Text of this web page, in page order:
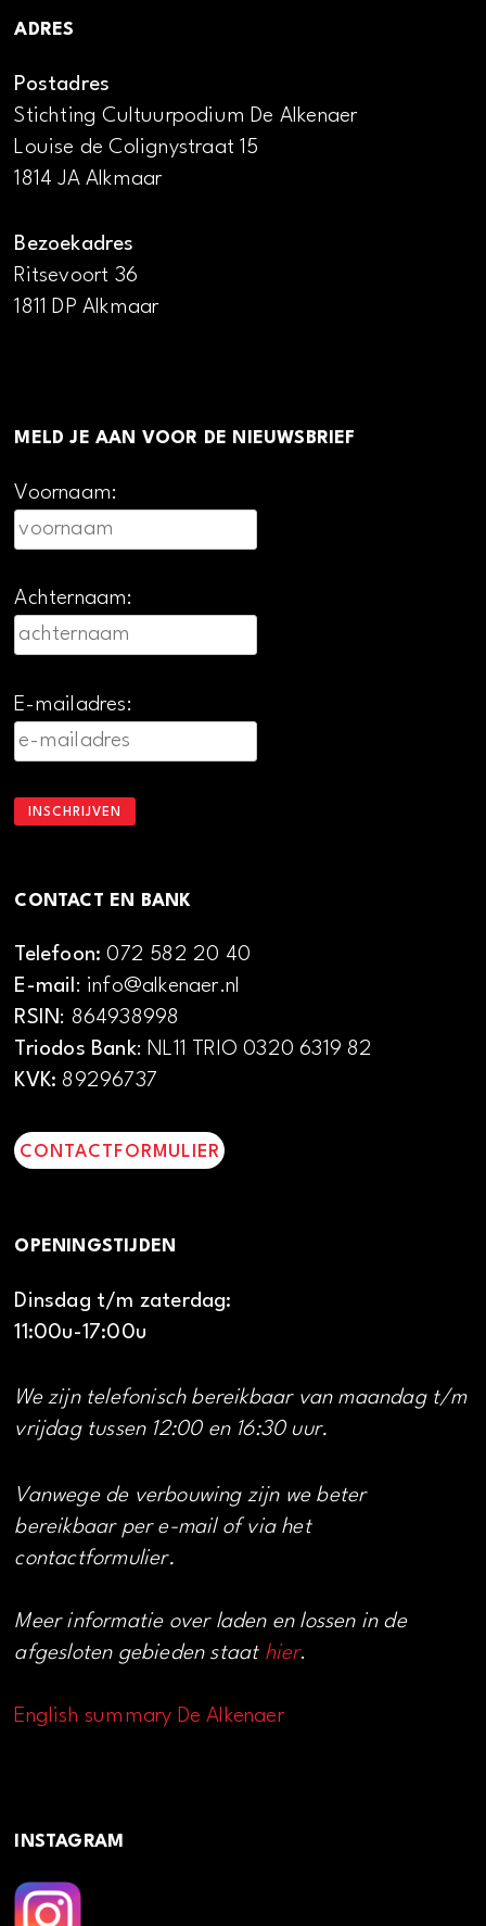
ADRES
Postadres
Stichting Cultuurpodium De Alkenaer
Louise de Colignystraat 15
1814 JA Alkmaar
Bezoekadres
Ritsevoort 36
1811 DP Alkmaar
MELD JE AAN VOOR DE NIEUWSBRIEF
Voornaam:
Achternaam:
E-mailadres:
CONTACT EN BANK
Telefoon:072 582 20 40
E-mail: info@alkenaer.nl
RSIN: 864938998
Triodos Bank: NL11 TRIO 0320 6319 82
KVK: 89296737
CONTACTFORMULIER
OPENINGSTIJDEN
Dinsdag t/m zaterdag:
11:00u-17:00u
We zijn telefonisch bereikbaar van maandag t/m
vrijdag tussen 12:00 en 16:30 uur.
Vanwege de verbouwing zijn we beter
bereikbaar per e-mail of via het
contactformulier.
Meer informatie over laden en lossen in de
afgesloten gebieden staat hier.
English summary De Alkenaer
INSTAGRAM